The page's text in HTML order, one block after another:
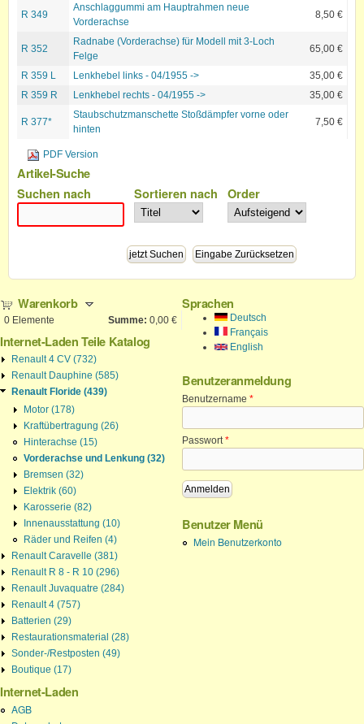
R 349
Anschlaggummi am Hauptrahmen neue
Vorderachse
8,50 €
R 352
Radnabe (Vorderachse) für Modell mit 3-Loch
Felge
65,00 €
R 359 L Lenkhebel links - 04/1955 ->
35,00 €
R 359 R
Lenkhebel rechts - 04/1955 -> 35,00 €
R 377*
Staubschutzmanschette Stoßdämpfer vorne oder
hinten
7,50 €
PDF Version
Artikel-Suche
Suchen nach
Sortieren nach Order
Warenkorb
0 Elemente Summe: 0,00 €
Internet-Laden Teile Katalog
Renault 4 CV (732)
Renault Dauphine (585)
Renault Floride (439)
Motor (178)
Kraftübertragung (26)
Hinterachse (15)
Vorderachse und Lenkung (32)
Bremsen (32)
Elektrik (60)
Karosserie (82)
Innenausstattung (10)
Räder und Reifen (4)
Renault Caravelle (381)
Renault R 8 - R 10 (296)
Renault Juvaquatre (284)
Renault 4 (757)
Batterien (29)
Restaurationsmaterial (28)
Sonder-/Restposten (49)
Boutique (17)
Internet-Laden
AGB
Sprachen
Deutsch
Français
English
Benutzeranmeldung
Benutzername *
Passwort*
Benutzer Menü
Mein Benutzerkonto